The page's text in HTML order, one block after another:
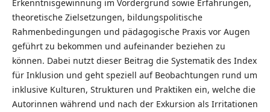
Erkenntnisgewinnung im Vordergrund sowie Erfahrungen,
theoretische Zielsetzungen, bildungspolitische
Rahmenbedingungen und pädagogische Praxis vor Augen
geführt zu bekommen und aufeinander beziehen zu
können. Dabei nutzt dieser Beitrag die Systematik des Index
für Inklusion und geht speziell auf Beobachtungen rund um
inklusive Kulturen, Strukturen und Praktiken ein, welche die
Autorinnen während und nach der Exkursion als Irritationen